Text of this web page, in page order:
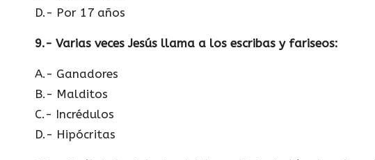
D.- Por 17 años
9.- Varias veces Jesús llama a los escribas y fariseos:
A.- Ganadores
B.- Malditos
C.- Incrédulos
D.- Hipócritas